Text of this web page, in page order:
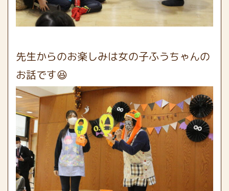
先生からのお楽しみは女の子ふうちゃんの
お話です😆